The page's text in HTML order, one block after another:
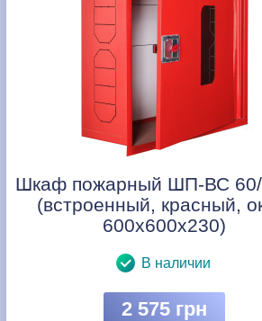
Шкаф пожарный ШП-ВС
(встроенный, красный,
600х600х230)
В наличии
2 575 грн